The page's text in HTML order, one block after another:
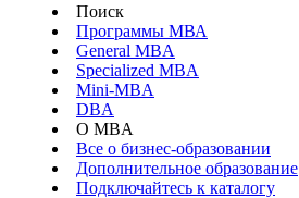
Поиск
Программы МВА
General MBA
Specialized MBA
Mini-MBA
DBA
О MBA
Все о бизнес-образовании
Дополнительное образование
Подключайтесь к каталогу